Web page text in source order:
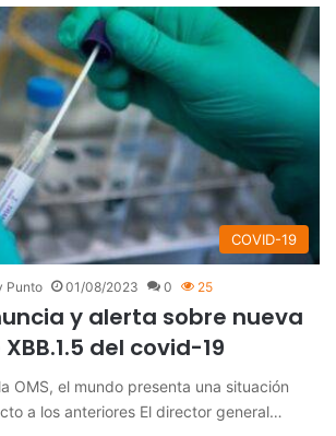
COVID-19
Punto 01/08/2023 0 25
y alerta sobre nueva
del covid-19
OMS, el mundo presenta una situación
a los anteriores El director general…